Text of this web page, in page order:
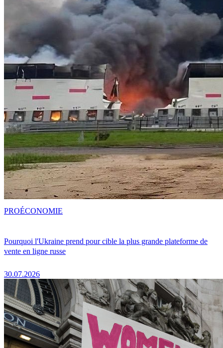
Pourquoi l'Ukraine prend pour cible la plus grande plateforme de
vente en ligne russe
30.07.2026
PROÉCONOMIE